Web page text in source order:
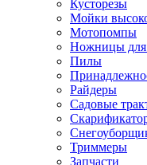
Кусторезы
Мойки
Мотопомпы
Ножницы для
Пилы
Райдеры
Садовые
Триммеры
Запчасти